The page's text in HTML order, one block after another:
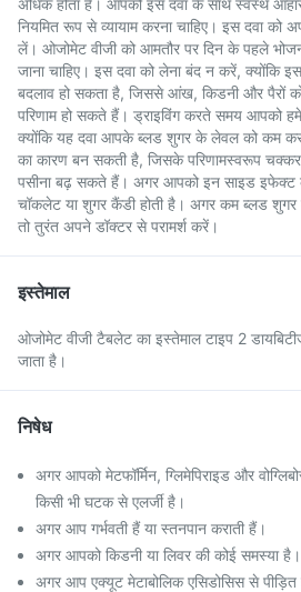
अधिक होता है। आपको इस दवा के साथ स्वस्थ
नियमित रूप से व्यायाम करना चाहिए। इस दवा को
लें। ओजोमेट वीजी को आमतौर पर दिन के पहले
जाना चाहिए। इस दवा को लेना बंद न करें,
बदलाव हो सकता है, जिससे आंख, किडनी और पैरों
परिणाम हो सकते हैं। ड्राइविंग करते समय आपको
क्योंकि यह दवा आपके ब्लड शुगर के लेवल को कम कर
का कारण बन सकती है, जिसके परिणामस्वरूप
पसीना बढ़ सकते हैं। अगर आपको इन साइड इफेक्ट
चॉकलेट या शुगर कैंडी होती है। अगर कम ब्लड
तो तुरंत अपने डॉक्टर से परामर्श करें।
इस्तेमाल
ओजोमेट वीजी टैबलेट का इस्तेमाल टाइप 2
जाता है।
निषेध
अगर आपको मेटफॉर्मिन, ग्लिमेपिराइड और
किसी भी घटक से एलर्जी है।
अगर आप गर्भवती हैं या स्तनपान कराती हैं।
अगर आपको किडनी या लिवर की कोई समस्या है।
अगर आप एक्यूट मेटाबोलिक एसिडोसिस से